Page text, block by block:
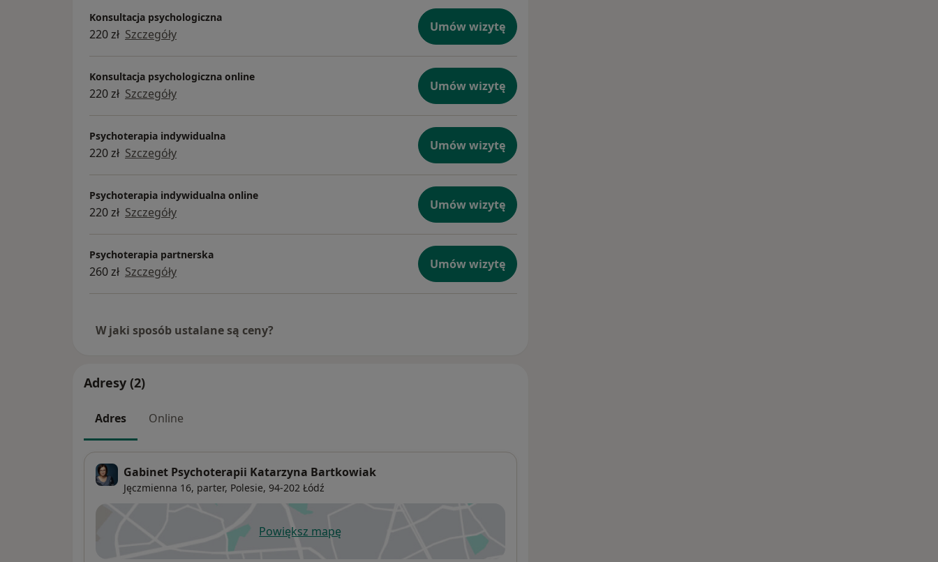
Konsultacja psychologiczna
220 zł Szczegóły Umów wizytę
Konsultacja psychologiczna online
220 zł Szczegóły Umów wizytę
Psychoterapia indywidualna
220 zł Szczegóły Umów wizytę
Psychoterapia indywidualna online
220 zł Szczegóły Umów wizytę
Psychoterapia partnerska
260 zł Szczegóły Umów wizytę
W jaki sposób ustalane są ceny?
Adresy (2)
Adres Online
Gabinet Psychoterapii Katarzyna Bartkowiak
Jęczmienna 16, parter, Polesie, 94-202 Łódź
Powiększ mapęotwiera się w nowej karcie